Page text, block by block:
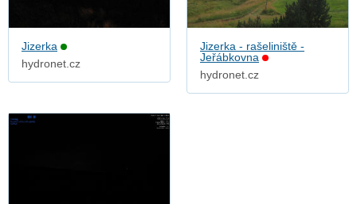
Jizerka
hydronet.cz
Jizerka - rašeliniště -
Jeřábkovna
hydronet.cz